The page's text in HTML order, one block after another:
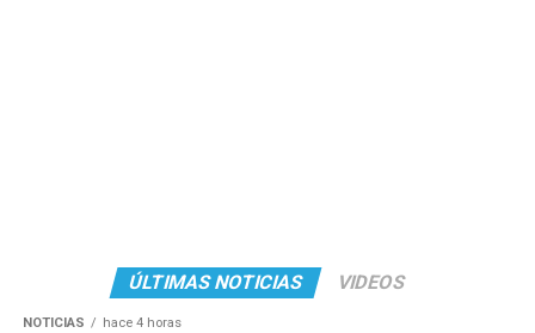
ÚLTIMAS NOTICIAS VIDEOS
NOTICIAS hace 4 horas